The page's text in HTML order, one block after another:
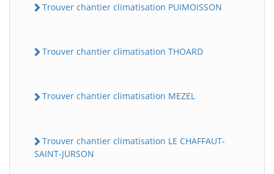
Trouver chantier climatisation PUIMOISSON
Trouver chantier climatisation THOARD
Trouver chantier climatisation MEZEL
Trouver chantier climatisation LE CHAFFAUT-
SAINT-JURSON